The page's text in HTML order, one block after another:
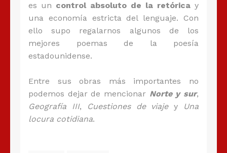
es un control absoluto de la retórica y
una economía estricta del lenguaje. Con
ello supo regalarnos algunos de los
mejores poemas de la poesía
estadounidense.
Entre sus obras más importantes no
podemos dejar de mencionar Norte y sur,
Geografía III, Cuestiones de viajey
Una
locura cotidiana.